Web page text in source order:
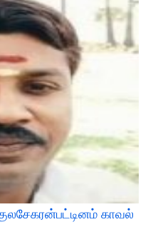
குலசேகரன்பட்டினம் காவல்